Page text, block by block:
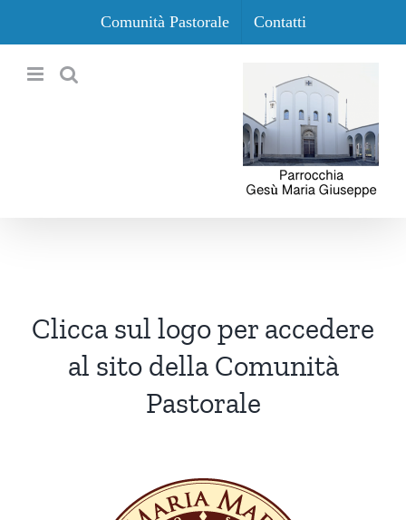
Comunità Pastorale Contatti
Clicca sul logo per accedere
al sito della Comunità
Pastorale